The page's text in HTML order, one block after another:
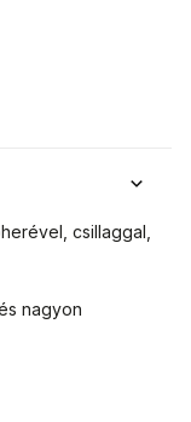
csillaggal,
nagyon